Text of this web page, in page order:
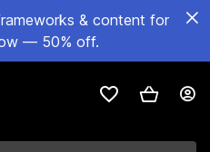
& content for
— 50% off.